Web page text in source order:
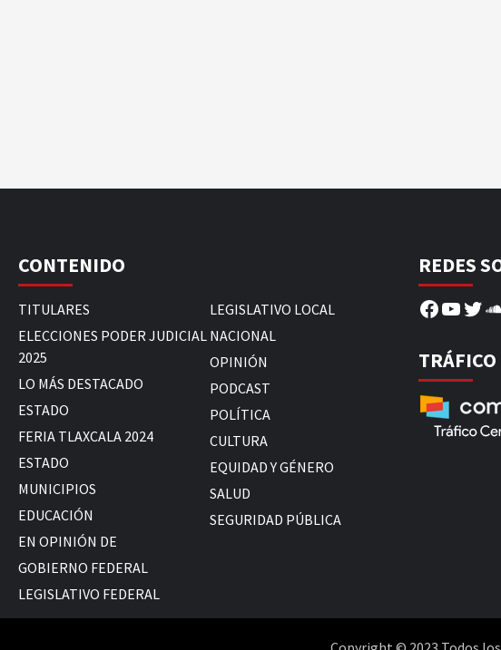
CONTENIDO
TITULARES
ELECCIONES PODER JUDICIAL
2025
LO MÁS DESTACADO
ESTADO
FERIA TLAXCALA 2024
ESTADO
MUNICIPIOS
EDUCACIÓN
EN OPINIÓN DE
GOBIERNO FEDERAL
LEGISLATIVO FEDERAL
LEGISLATIVO LOCAL
NACIONAL
OPINIÓN
PODCAST
POLÍTICA
CULTURA
EQUIDAD Y GÉNERO
SALUD
SEGURIDAD PÚBLICA
REDES